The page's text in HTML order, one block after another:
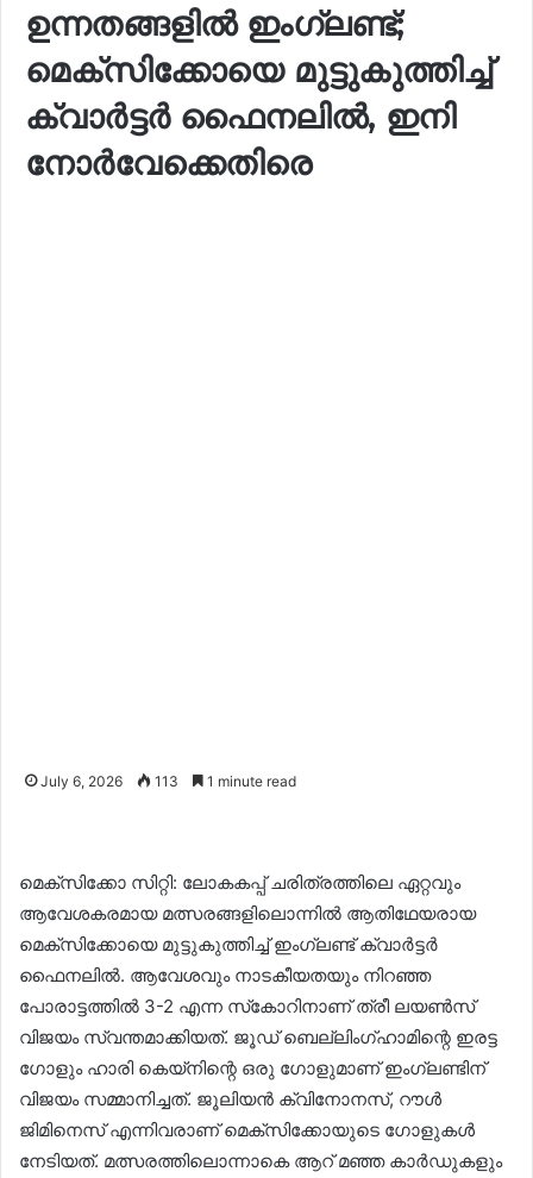
ഉന്നതങ്ങളില്‍ ഇംഗ്ലണ്ട്;
മെക്‌സിക്കോയെ മുട്ടുകുത്തിച്ച്
ക്വാര്‍ട്ടര്‍ ഫൈനലില്‍, ഇനി
നോര്‍വേക്കെതിരെ
July 6, 2026 113 1 minute read
മെക്‌സിക്കോ സിറ്റി: ലോകകപ്പ് ചരിത്രത്തിലെ ഏറ്റവും
ആവേശകരമായ മത്സരങ്ങളിലൊന്നില്‍ ആതിഥേയരായ
മെക്‌സിക്കോയെ മുട്ടുകുത്തിച്ച് ഇംഗ്ലണ്ട് ക്വാര്‍ട്ടര്‍
ഫൈനലില്‍. ആവേശവും നാടകീയതയും നിറഞ്ഞ
പോരാട്ടത്തില്‍ 3-2 എന്ന സ്‌കോറിനാണ് ത്രീ ലയണ്‍സ്
വിജയം സ്വന്തമാക്കിയത്. ജൂഡ് ബെല്ലിംഗ്ഹാമിന്റെ ഇരട്ട
ഗോളും ഹാരി കെയ്‌നിന്റെ ഒരു ഗോളുമാണ് ഇംഗ്ലണ്ടിന്
വിജയം സമ്മാനിച്ചത്. ജൂലിയന്‍ ക്വിനോനസ്, റൗള്‍
ജിമിനെസ് എന്നിവരാണ് മെക്‌സിക്കോയുടെ ഗോളുകള്‍
നേടിയത്. മത്സരത്തിലൊന്നാകെ ആറ് മഞ്ഞ കാര്‍ഡുകളും